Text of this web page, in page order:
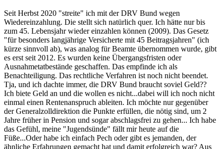
Seit Herbst 2020 "streite" ich mit der DRV Bund wegen
Wiedereinzahlung. Die stellt sich natürlich quer. Ich hätte nur bis
zum 45. Lebensjahr wieder einzahlen können (2009). Das Gesetz
"für besonders langjährige Versicherte mit 45 Beitragsjahren" (ich
kürze sinnvoll ab), was analog für Beamte übernommen wurde, gibt
es erst seit 2012. Es wurden keine Übergangsfristen oder
Ausnahmetatbestände geschaffen. Das empfinde ich als
Benachteiligung. Das rechtliche Verfahren ist noch nicht beendet.
Tja, und ich dachte immer, die DRV Bund braucht soviel Geld??
Ich biete Geld an und die wollen es nicht...dabei will ich noch nicht
einmal einen Rentenanspruch ableiten. Ich möchte nur gegenüber
der Generalzolldirektion die Punkte erfüllen, die nötig sind, um 2
Jahre früher in Pension und sogar abschlagsfrei zu gehen... Ich habe
das Gefühl, meine "Jugendsünde" fällt mir heute auf die
Füße...Oder habe ich einfach Pech oder gibt es jemanden, der
ähnliche Erfahrungen gemacht hat und damit erfolgreich war? Aus